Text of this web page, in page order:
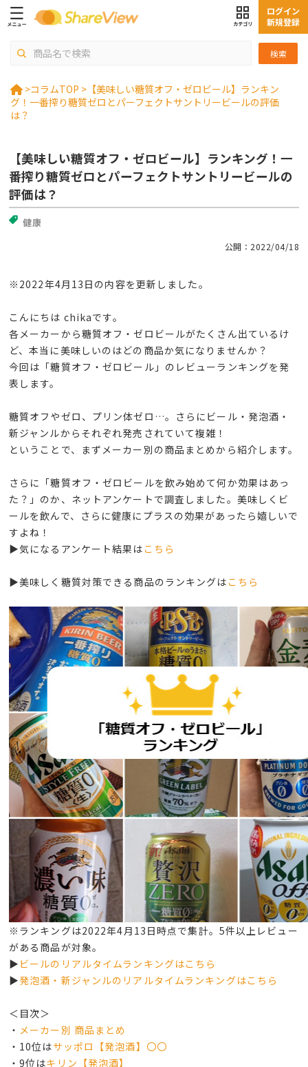
検索
ログイン
新規登録
>コラムTOP > 【美味しい糖質オフ・ゼロビール】ランキン
グ！一番搾り糖質ゼロとパーフェクトサントリービールの評価
は？
【美味しい糖質オフ・ゼロビール】ランキング！一
番搾り糖質ゼロとパーフェクトサントリービールの
評価は？
健康
公開：2022/04/18
※2022年4月13日の内容を更新しました。
こんにちは chikaです。
各メーカーから糖質オフ・ゼロビールがたくさん出ているけ
ど、本当に美味しいのはどの商品か気になりませんか？
今回は「糖質オフ・ゼロビール」のレビューランキングを発
表します。
糖質オフやゼロ、プリン体ゼロ…。さらにビール・発泡酒・
新ジャンルからそれぞれ発売されていて複雑！
ということで、まずメーカー別の商品まとめから紹介します。
さらに「糖質オフ・ゼロビールを飲み始めて何か効果はあっ
た？」のか、ネットアンケートで調査しました。美味しくビ
ールを飲んで、さらに健康にプラスの効果があったら嬉しいで
すよね！
▶気になるアンケート結果は こちら
▶美味しく糖質対策できる商品のランキングは こちら
※ランキングは2022年4月13日時点で集計。5件以上レビュー
がある商品が対象。
▶ ビールのリアルタイムランキングはこちら
▶発泡酒・新ジャンルのリアルタイムランキングはこちら
＜目次＞
・ メーカー別 商品まとめ
・10位はサッポロ【発泡酒】〇〇
・9位はキリン【発泡酒】